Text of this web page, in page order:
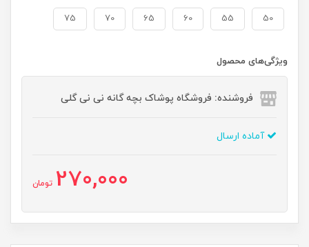
50
55
60
65
70
75
ویژگی‌های محصول
فروشنده: فروشگاه پوشاک بچه گانه نی نی گلی
آماده ارسال
270,000 تومان